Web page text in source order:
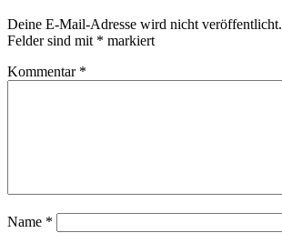
Deine E-Mail-Adresse wird nicht veröffentlicht.
Felder sind mit * markiert
Kommentar *
Name *